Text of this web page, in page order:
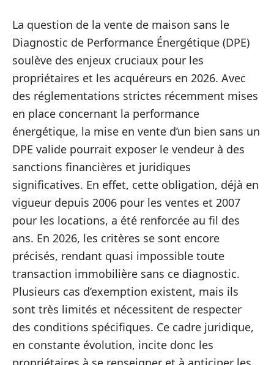
La question de la vente de maison sans le
Diagnostic de Performance Énergétique (DPE)
soulève des enjeux cruciaux pour les
propriétaires et les acquéreurs en 2026. Avec
des réglementations strictes récemment mises
en place concernant la performance
énergétique, la mise en vente d’un bien sans un
DPE valide pourrait exposer le vendeur à des
sanctions financières et juridiques
significatives. En effet, cette obligation, déjà en
vigueur depuis 2006 pour les ventes et 2007
pour les locations, a été renforcée au fil des
ans. En 2026, les critères se sont encore
précisés, rendant quasi impossible toute
transaction immobilière sans ce diagnostic.
Plusieurs cas d’exemption existent, mais ils
sont très limités et nécessitent de respecter
des conditions spécifiques. Ce cadre juridique,
en constante évolution, incite donc les